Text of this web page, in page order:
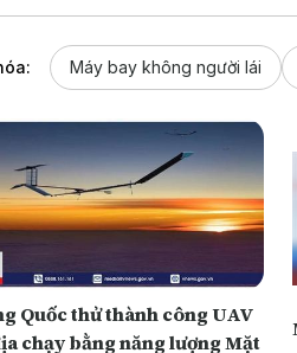
Máy bay không người lái
Quốc thử thành công UAV
chạy bằng năng lượng Mặt